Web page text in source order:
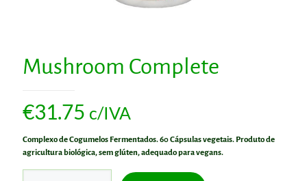
Mushroom Complete
€31.75 c/IVA
Complexo de Cogumelos Fermentados. 60 Cápsulas vegetais. Produto de
agricultura biológica, sem glúten, adequado para vegans.